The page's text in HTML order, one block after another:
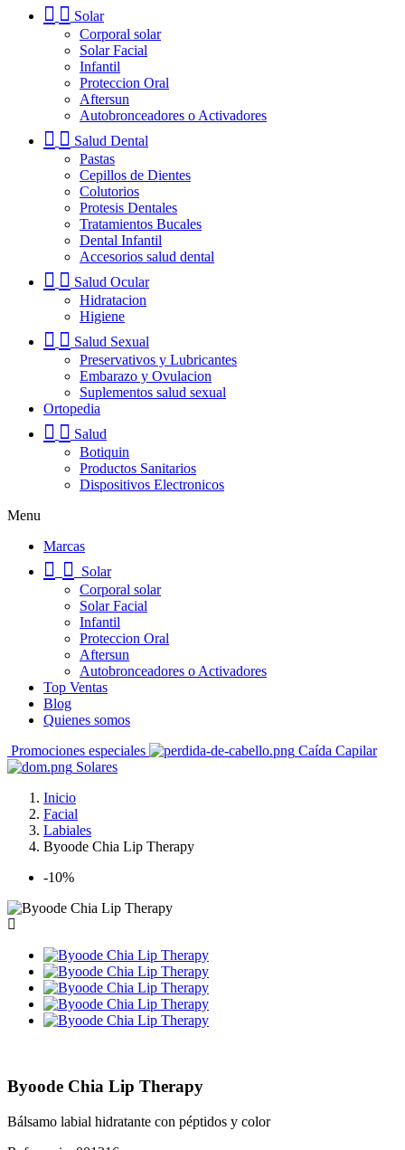
Solar
Corporal solar
Solar Facial
Infantil
Proteccion Oral
Aftersun
Autobronceadores o Activadores
Salud Dental
Pastas
Cepillos de Dientes
Colutorios
Protesis Dentales
Tratamientos Bucales
Dental Infantil
Accesorios salud dental
Salud Ocular
Hidratacion
Higiene
Salud Sexual
Preservativos y Lubricantes
Embarazo y Ovulacion
Suplementos salud sexual
Ortopedia
Salud
Botiquin
Productos Sanitarios
Dispositivos Electronicos
Menu
Marcas
Solar
Corporal solar
Solar Facial
Infantil
Proteccion Oral
Aftersun
Autobronceadores o Activadores
Top Ventas
Blog
Quienes somos
Promociones especiales
Caída Capilar
Solares
Inicio
Facial
Labiales
Byoode Chia Lip Therapy
-10%
Byoode Chia Lip Therapy
Bálsamo labial hidratante con péptidos y color